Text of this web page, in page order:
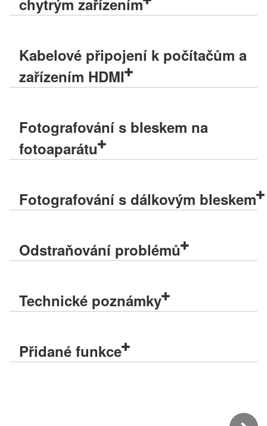
chytrým zařízením
Kabelové připojení k počítačům a
zařízením HDMI
Fotografování s bleskem na
fotoaparátu
Fotografování s dálkovým bleskem
Odstraňování problémů
Technické poznámky
Přidané funkce